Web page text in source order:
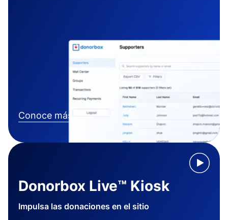
Conoce más
Donorbox Live™ Kiosk
Impulsa las donaciones en el sitio